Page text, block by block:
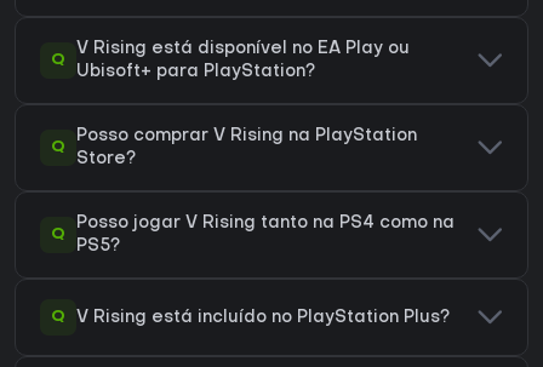
Q
V Rising está disponível no EA Play ou
Ubisoft+ para PlayStation?
Q
Posso comprar V Rising na PlayStation
Store?
Q
Posso jogar V Rising tanto na PS4 como na
PS5?
Q V Rising está incluído no PlayStation Plus?